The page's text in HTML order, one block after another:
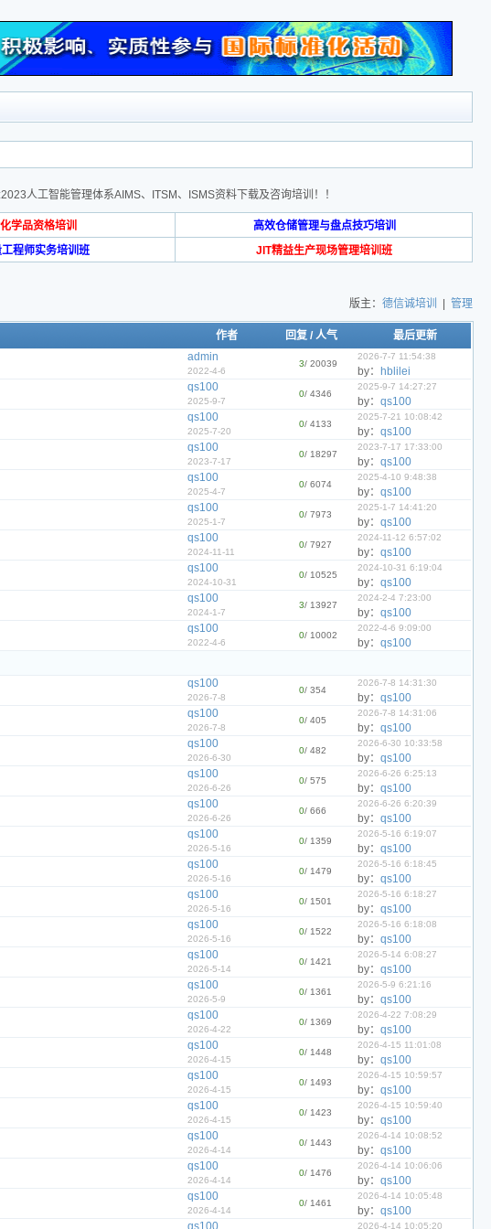
人工智能管理体系AIMS、ITSM、ISMS资料下载及咨询培训！！
学品资格培训
高效仓储管理与盘点技巧培训
程师实务培训班 JIT精益生产现场管理培训班
版主： 德信诚培训 管理
作者 回复 /人气 最后更新
admin
2022-4-6
3/ 20039
2026-7-7 11:54:38
by：
hblilei
qs100
2025-9-7
0/ 4346
2025-9-7 14:27:27
by：qs100
qs100
2025-7-20
0/ 4133
2025-7-21 10:08:42
by：qs100
qs100
2023-7-17
0/ 18297
2023-7-17 17:33:00
by：qs100
qs100
2025-4-7
0/ 6074
2025-4-10 9:48:38
by：qs100
qs100
2025-1-7
0/ 7973
2025-1-7 14:41:20
by：qs100
qs100
2024-11-11
0/ 7927
2024-11-12 6:57:02
by：qs100
qs100
2024-10-31
0/ 10525
2024-10-31 6:19:04
by：qs100
qs100
2024-1-7
3/ 13927
2024-2-4 7:23:00
by：qs100
qs100
2022-4-6
0/ 10002
2022-4-6 9:09:00
by：qs100
qs100
2026-7-8
0/ 354
2026-7-8 14:31:30
by：qs100
qs100
2026-7-8
0/ 405
2026-7-8 14:31:06
by：qs100
qs100
2026-6-30
0/ 482
2026-6-30 10:33:58
by：qs100
qs100
2026-6-26
0/ 575
2026-6-26 6:25:13
by：qs100
qs100
2026-6-26
0/ 666
2026-6-26 6:20:39
by：qs100
qs100
2026-5-16
0/ 1359
2026-5-16 6:19:07
by：qs100
qs100
2026-5-16
0/ 1479
2026-5-16 6:18:45
by：qs100
qs100
2026-5-16
0/ 1501
2026-5-16 6:18:27
by：qs100
qs100
2026-5-16
0/ 1522
2026-5-16 6:18:08
by：qs100
qs100
2026-5-14
0/ 1421
2026-5-14 6:08:27
by：qs100
qs100
2026-5-9
0/ 1361
2026-5-9 6:21:16
by：qs100
qs100
2026-4-22
0/ 1369
2026-4-22 7:08:29
by：qs100
qs100
2026-4-15
0/ 1448
2026-4-15 11:01:08
by：qs100
qs100
2026-4-15
0/ 1493
2026-4-15 10:59:57
by：qs100
qs100
2026-4-15
0/ 1423
2026-4-15 10:59:40
by：qs100
qs100
2026-4-14
0/ 1443
2026-4-14 10:08:52
by：qs100
qs100
2026-4-14
0/ 1476
2026-4-14 10:06:06
by：qs100
qs100
2026-4-14
0/ 1461
2026-4-14 10:05:48
by：qs100
qs100 2026-4-14 10:05:20